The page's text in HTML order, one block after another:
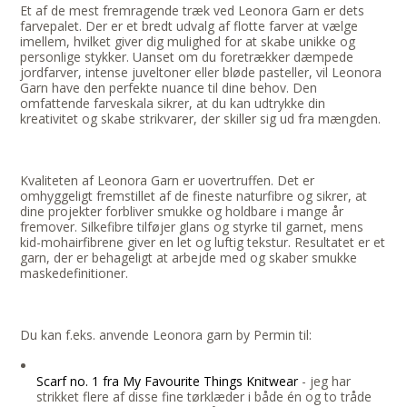
Et af de mest fremragende træk ved Leonora Garn er dets
farvepalet. Der er et bredt udvalg af flotte farver at vælge
imellem, hvilket giver dig mulighed for at skabe unikke og
personlige stykker. Uanset om du foretrækker dæmpede
jordfarver, intense juveltoner eller bløde pasteller, vil Leonora
Garn have den perfekte nuance til dine behov. Den
omfattende farveskala sikrer, at du kan udtrykke din
kreativitet og skabe strikvarer, der skiller sig ud fra mængden.
Kvaliteten af Leonora Garn er uovertruffen. Det er
omhyggeligt fremstillet af de fineste naturfibre og sikrer, at
dine projekter forbliver smukke og holdbare i mange år
fremover. Silkefibre tilføjer glans og styrke til garnet, mens
kid-mohairfibrene giver en let og luftig tekstur. Resultatet er et
garn, der er behageligt at arbejde med og skaber smukke
maskedefinitioner.
Du kan f.eks. anvende Leonora garn by Permin til:
Scarf no. 1 fra My Favourite Things Knitwear- jeg har
strikket flere af disse fine tørklæder i både én og to tråde